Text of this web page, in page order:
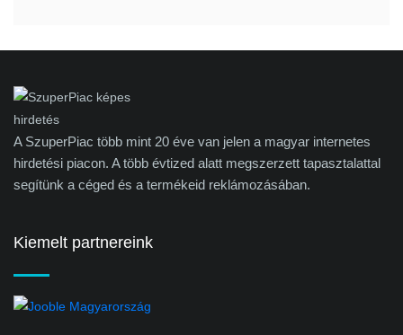
A SzuperPiac több mint 20 éve van jelen a magyar internetes
hirdetési piacon. A több évtized alatt megszerzett tapasztalattal
segítünk a céged és a termékeid reklámozásában.
Kiemelt partnereink